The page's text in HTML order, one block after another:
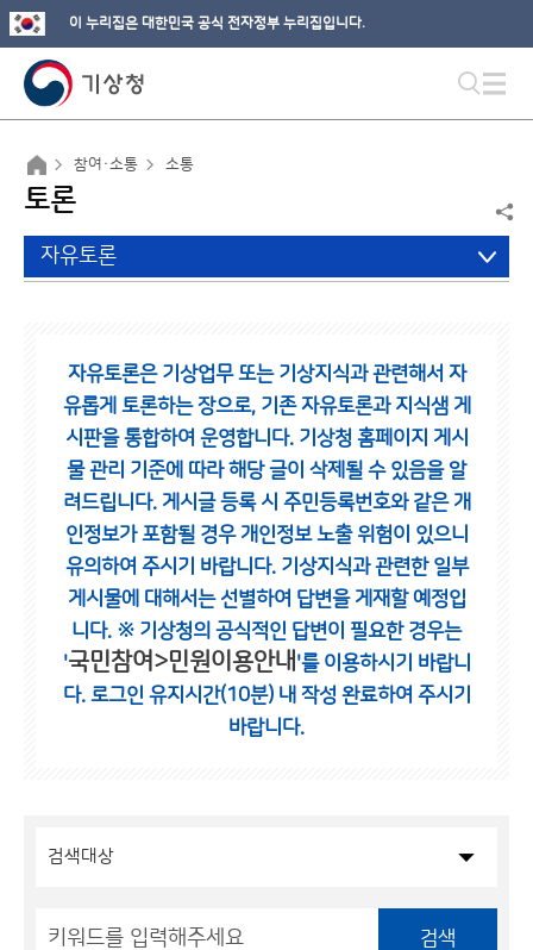
이 누리집은 대한민국 공식 전자정부 누리집입니다.
참여·소통 소통
토론
자유토론
자유토론은 기상업무 또는 기상지식과 관련해서 자
유롭게 토론하는 장으로, 기존 자유토론과 지식샘 게
시판을 통합하여 운영합니다. 기상청 홈페이지 게시
물 관리 기준에 따라 해당 글이 삭제될 수 있음을 알
려드립니다. 게시글 등록 시 주민등록번호와 같은 개
인정보가 포함될 경우 개인정보 노출 위험이 있으니
유의하여 주시기 바랍니다. 기상지식과 관련한 일부
게시물에 대해서는 선별하여 답변을 게재할 예정입
니다. ※ 기상청의 공식적인 답변이 필요한 경우는
'국민참여>민원이용안내 '를 이용하시기 바랍니
다. 로그인 유지시간(10분) 내 작성 완료하여 주시기
바랍니다.
검색